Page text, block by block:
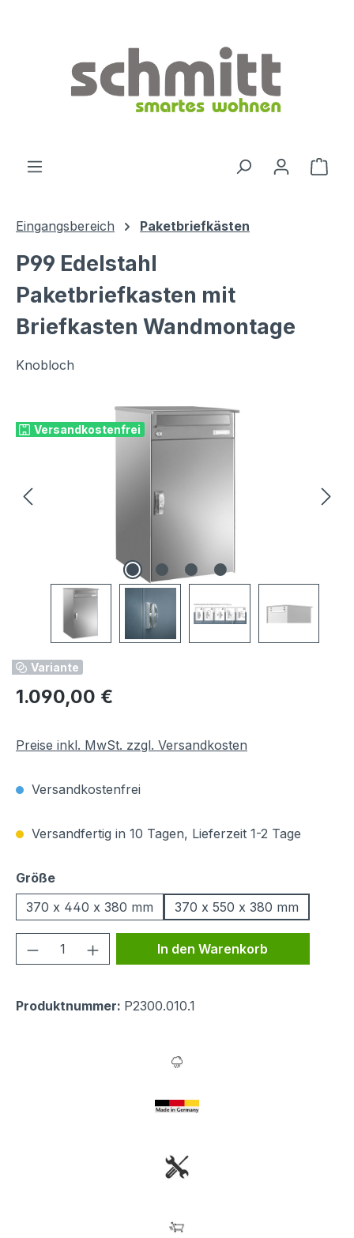
Eingangsbereich Paketbriefkästen
P99 Edelstahl
Paketbriefkasten mit
Briefkasten Wandmontage
Knobloch
Versandkostenfrei
Variante
Regulärer Preis:
1.090,00 €
Preise inkl. MwSt. zzgl. Versandkosten
Versandkostenfrei
Versandfertig in 10 Tagen, Lieferzeit 1-2 Tage
Größeauswählen
370 x 440 x 380 mm
370 x 550 x 380 mm
Produkt Anzahl: Gib den
In den Warenkorb
Produktnummer: P2300.010.1